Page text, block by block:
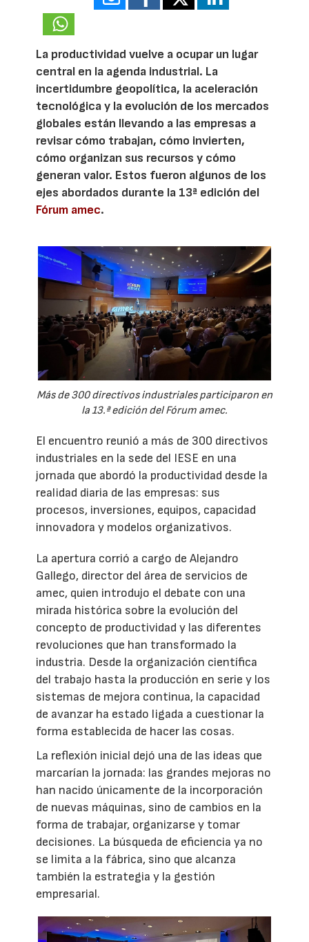
La productividad vuelve a ocupar un lugar
central en la agenda industrial. La
incertidumbre geopolítica, la aceleración
tecnológica y la evolución de los mercados
globales están llevando a las empresas a
revisar cómo trabajan, cómo invierten,
cómo organizan sus recursos y cómo
generan valor. Estos fueron algunos de los
ejes abordados durante la 13ª edición del
Fórum amec.
Más de 300 directivos industriales participaron en
la 13.ª edición del Fórum amec.
El encuentro reunió a más de 300 directivos
industriales en la sede del IESE en una
jornada que abordó la productividad desde la
realidad diaria de las empresas: sus
procesos, inversiones, equipos, capacidad
innovadora y modelos organizativos.
La apertura corrió a cargo de Alejandro
Gallego, director del área de servicios de
amec, quien introdujo el debate con una
mirada histórica sobre la evolución del
concepto de productividad y las diferentes
revoluciones que han transformado la
industria. Desde la organización científica
del trabajo hasta la producción en serie y los
sistemas de mejora continua, la capacidad
de avanzar ha estado ligada a cuestionar la
forma establecida de hacer las cosas.
La reflexión inicial dejó una de las ideas que
marcarían la jornada: las grandes mejoras no
han nacido únicamente de la incorporación
de nuevas máquinas, sino de cambios en la
forma de trabajar, organizarse y tomar
decisiones. La búsqueda de eficiencia ya no
se limita a la fábrica, sino que alcanza
también la estrategia y la gestión
empresarial.